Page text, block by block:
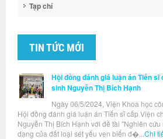
Tạp chí
TIN TỨC MỚI
Hội đồng đánh giá luận án Tiến
sinh Nguyễn Thị Bích Hạnh
Ngày 06/5/2024, Viện Khoa học
Hội đồng đánh giá luận án Tiến sĩ cấp Viện
Nguyễn Thị Bích Hạnh với đề tài "Nghiên
dạng của đất loại sét yếu ven biển đ�... Chi